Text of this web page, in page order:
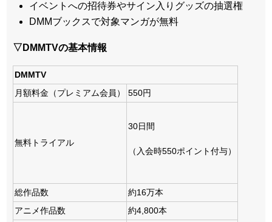
イベントへの招待券やサイン入りグッズの抽選権
DMMブックスで対象マンガが無料
▽DMMTVの基本情報
DMMTV
月額料金（プレミアム会員）
550円
無料トライアル
30日間
（入会時550ポイント付与）
総作品数
約16万本
アニメ作品数
約4,800本